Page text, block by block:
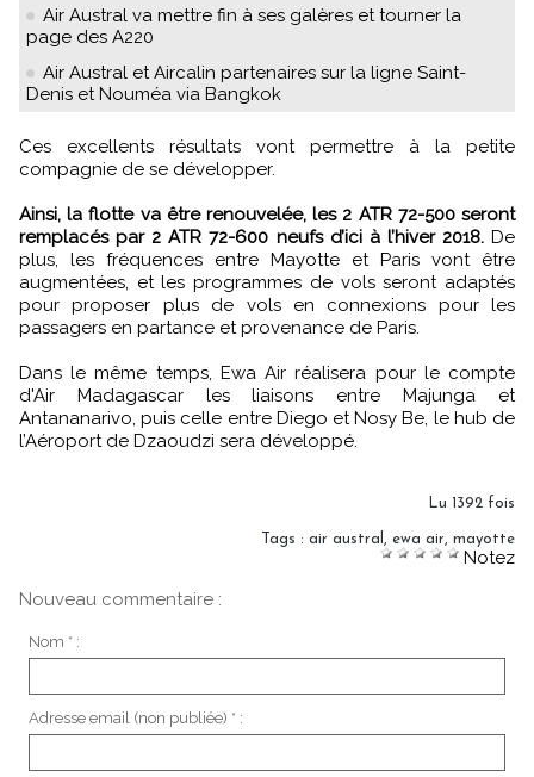
Air Austral va mettre fin à ses galères et tourner la
page des A220
Air Austral et Aircalin partenaires sur la ligne Saint-
Denis et Nouméa via Bangkok
Ces excellents résultats vont permettre à la petite
compagnie de se développer.
Ainsi, la flotte va être renouvelée, les 2 ATR 72-500 seront
remplacés par 2 ATR 72-600 neufs d’ici à l’hiver 2018.De
plus, les fréquences entre Mayotte et Paris vont être
augmentées, et les programmes de vols seront adaptés
pour proposer plus de vols en connexions pour les
passagers en partance et provenance de Paris.
Dans le même temps, Ewa Air réalisera pour le compte
d'Air Madagascar les liaisons entre Majunga et
Antananarivo, puis celle entre Diego et Nosy Be, le hub de
l’Aéroport de Dzaoudzi sera développé.
Lu 1392 fois
Tags : air austral , ewa air, mayotte
Notez
Nouveau commentaire :
Nom * :
Adresse email (non publiée) * :